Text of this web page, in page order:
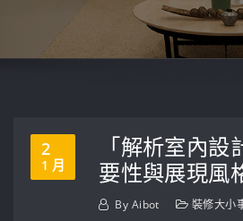
2
1 月
「解析室內設
要性與展現風
By Aibot 裝修大小